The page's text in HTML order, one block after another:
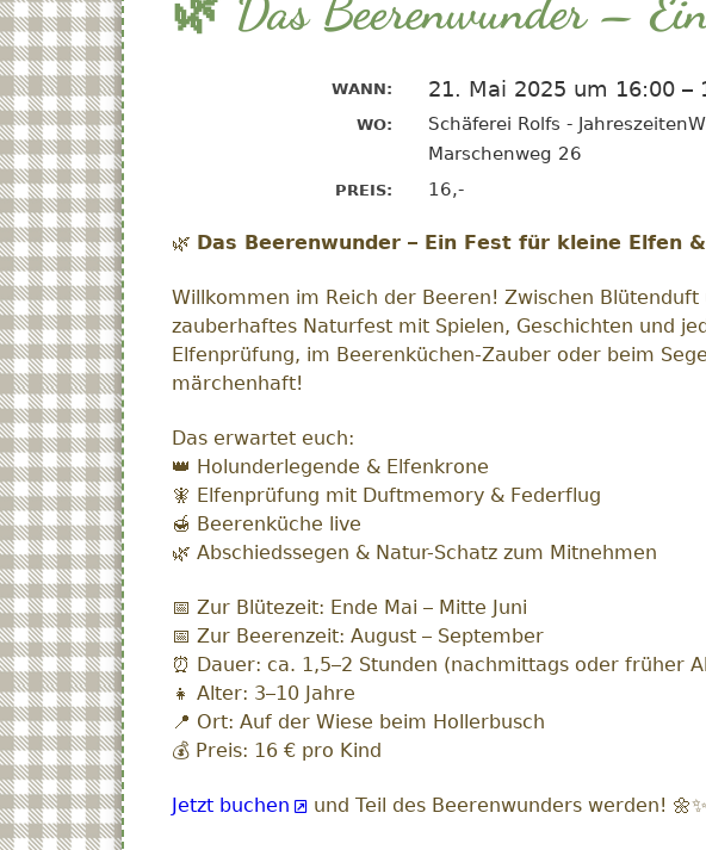
WANN: 21. Mai 2025 um 16:00 –
WO:
Schäferei Rolfs -
Marschenweg 26
PREIS: 16,-
🌿 Das Beerenwunder – Ein Fest für kleine Elfen
Willkommen im Reich der Beeren! Zwischen
zauberhaftes Naturfest mit Spielen, Geschichten und
Elfenprüfung, im Beerenküchen-Zauber oder beim
märchenhaft!
Das erwartet euch:
👑 Holunderlegende & Elfenkrone
🧚 Elfenprüfung mit Duftmemory & Federflug
🍯 Beerenküche live
🌿 Abschiedssegen & Natur-Schatz zum Mitnehmen
📅 Zur Blütezeit: Ende Mai – Mitte Juni
📅 Zur Beerenzeit: August – September
⏰ Dauer: ca. 1,5–2 Stunden (nachmittags oder früher
👧 Alter: 3–10 Jahre
📍 Ort: Auf der Wiese beim Hollerbusch
💰 Preis: 16 € pro Kind
Jetzt buchen und Teil des Beerenwunders werden!